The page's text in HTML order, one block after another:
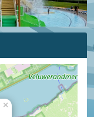
×